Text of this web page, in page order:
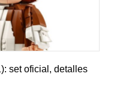
set oficial, detalles